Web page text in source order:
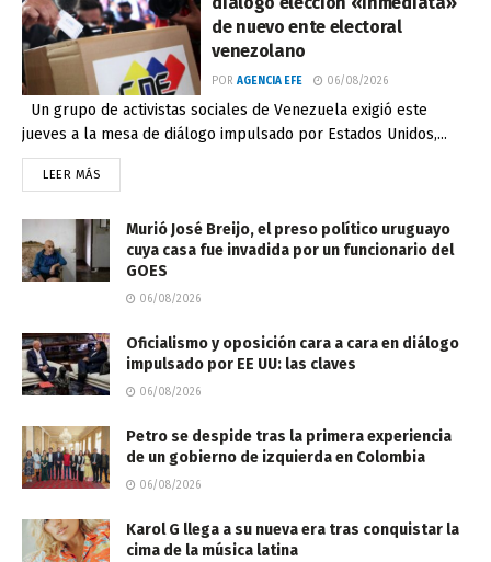
de nuevo ente electoral
venezolano
POR AGENCIA EFE 06/08/2026
Un grupo de activistas sociales de Venezuela exigió este
jueves a la mesa de diálogo impulsado por Estados Unidos,...
LEER MÁS
Murió José Breijo, el preso político uruguayo
cuya casa fue invadida por un funcionario del
GOES
06/08/2026
Oficialismo y oposición cara a cara en diálogo
impulsado por EE UU: las claves
06/08/2026
Petro se despide tras la primera experiencia
de un gobierno de izquierda en Colombia
06/08/2026
Karol G llega a su nueva era tras conquistar la
cima de la música latina